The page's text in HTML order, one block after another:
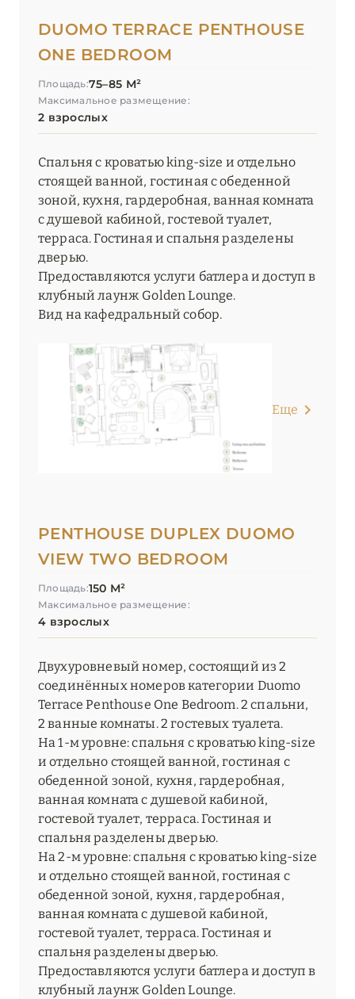
DUOMO TERRACE PENTHOUSE
ONE BEDROOM
Площадь:75–85 М²
Максимальное размещение:
2 взрослых
Спальня с кроватью king-size и отдельно
стоящей ванной, гостиная с обеденной
зоной, кухня, гардеробная, ванная комната
с душевой кабиной, гостевой туалет,
терраса. Гостиная и спальня разделены
дверью.
Предоставляются услуги батлера и доступ в
клубный лаунж Golden Lounge.
Вид на кафедральный собор.
Еще
PENTHOUSE DUPLEX DUOMO
VIEW TWO BEDROOM
Площадь:150 М²
Максимальное размещение:
4 взрослых
Двухуровневый номер, состоящий из 2
соединённых номеров категории Duomo
Terrace Penthouse One Bedroom. 2 спальни,
2 ванные комнаты. 2 гостевых туалета.
На 1-м уровне: спальня с кроватью king-size
и отдельно стоящей ванной, гостиная с
обеденной зоной, кухня, гардеробная,
ванная комната с душевой кабиной,
гостевой туалет, терраса. Гостиная и
спальня разделены дверью.
На 2-м уровне: спальня с кроватью king-size
и отдельно стоящей ванной, гостиная с
обеденной зоной, кухня, гардеробная,
ванная комната с душевой кабиной,
гостевой туалет, терраса. Гостиная и
спальня разделены дверью.
Предоставляются услуги батлера и доступ в
клубный лаунж Golden Lounge.